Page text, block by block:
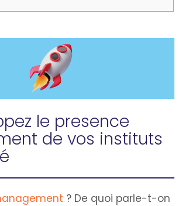
le presence
de vos instituts
? De quoi parle-t-on